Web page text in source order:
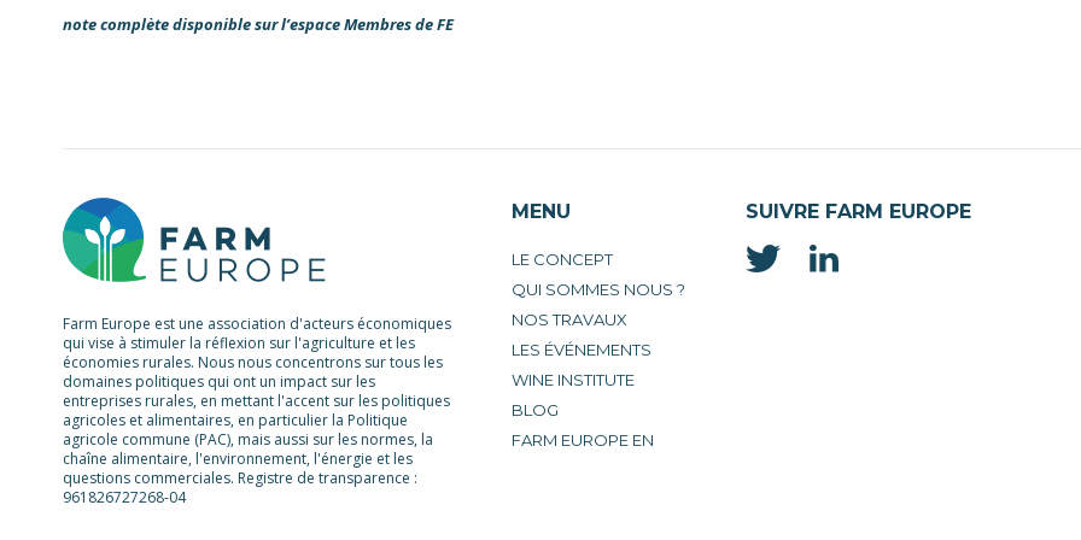
note complète disponible sur l’espace Membres de FE
Farm Europe est une association d'acteurs économiques
qui vise à stimuler la réflexion sur l'agriculture et les
économies rurales. Nous nous concentrons sur tous les
domaines politiques qui ont un impact sur les
entreprises rurales, en mettant l'accent sur les politiques
agricoles et alimentaires, en particulier la Politique
agricole commune (PAC), mais aussi sur les normes, la
chaîne alimentaire, l'environnement, l'énergie et les
questions commerciales. Registre de transparence :
961826727268-04
MENU
LE CONCEPT
QUI SOMMES NOUS ?
NOS TRAVAUX
LES ÉVÉNEMENTS
WINE INSTITUTE
BLOG
FARM EUROPE EN
SUIVRE FARM EUROPE